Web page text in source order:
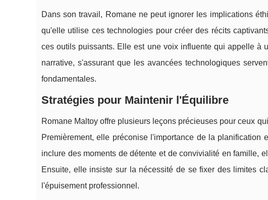
Dans son travail, Romane ne peut ignorer les implications
qu'elle utilise ces technologies pour créer des récits
ces outils puissants. Elle est une voix influente qui appelle à
narrative, s'assurant que les avancées technologiques
fondamentales.
Stratégies pour Maintenir l'Équilibre
Romane Maltoy offre plusieurs leçons précieuses pour ceux
Premièrement, elle préconise l'importance de la
inclure des moments de détente et de convivialité en famille,
Ensuite, elle insiste sur la nécessité de se fixer des limites
l'épuisement professionnel.